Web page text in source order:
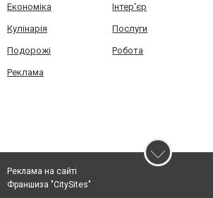
Економіка Інтер'єр
Кулінарія Послуги
Подорожі Робота
Реклама
Реклама на сайті
Франшиза "CitySites"